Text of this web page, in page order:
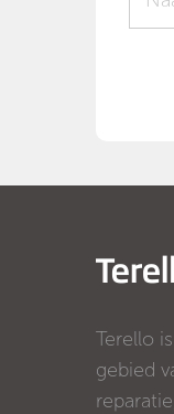
Terello
gebied